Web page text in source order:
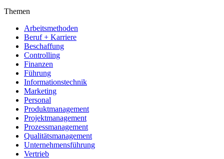
Themen
Arbeitsmethoden
Beruf + Karriere
Beschaffung
Controlling
Finanzen
Führung
Informationstechnik
Marketing
Personal
Produktmanagement
Projektmanagement
Prozessmanagement
Qualitätsmanagement
Unternehmensführung
Vertrieb